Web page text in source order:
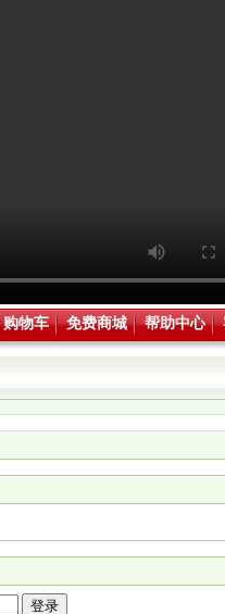
购物车 免费商城 帮助中心